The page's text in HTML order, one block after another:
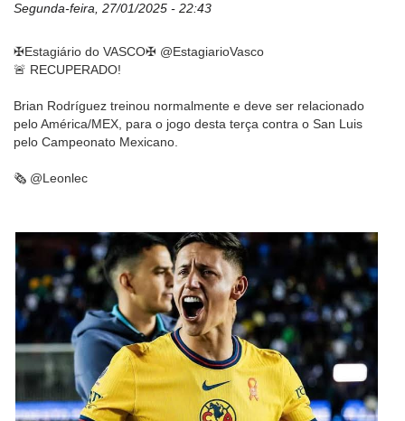
Segunda-feira, 27/01/2025 - 22:43
✠Estagiário do VASCO✠ @EstagiarioVasco
🚨 RECUPERADO!
Brian Rodríguez treinou normalmente e deve ser relacionado
pelo América/MEX, para o jogo desta terça contra o San Luis
pelo Campeonato Mexicano.
🗞 @Leonlec